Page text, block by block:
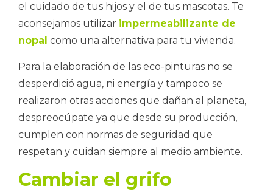
el cuidado de tus hijos y el de tus mascotas. Te
aconsejamos utilizar impermeabilizante de
nopal como una alternativa para tu vivienda.
Para la elaboración de las eco-pinturas no se
desperdició agua, ni energía y tampoco se
realizaron otras acciones que dañan al planeta,
despreocúpate ya que desde su producción,
cumplen con normas de seguridad que
respetan y cuidan siempre al medio ambiente.
Cambiar el grifo